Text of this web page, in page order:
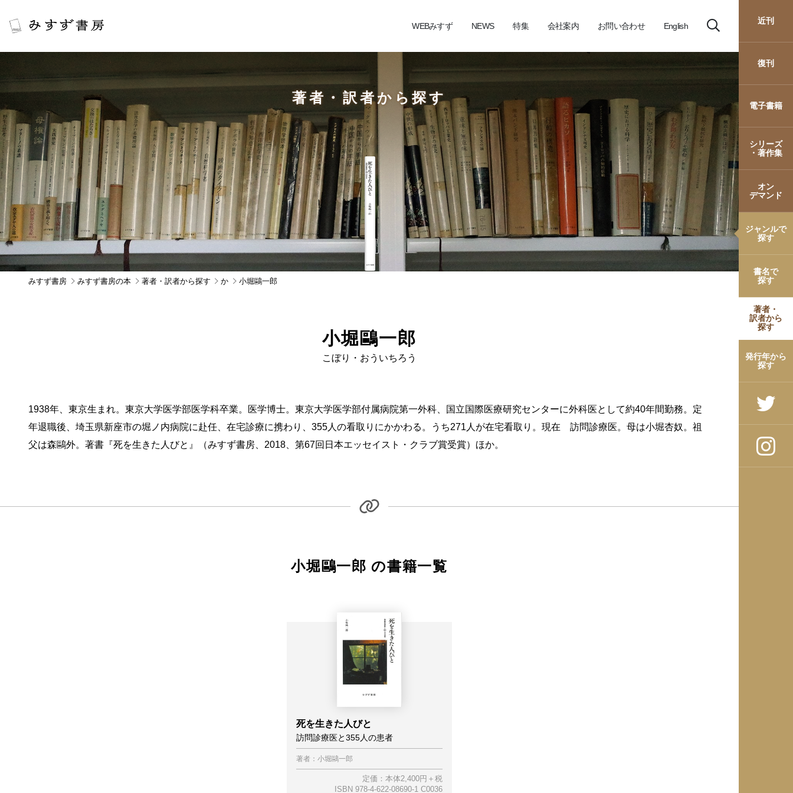
WEBみすず NEWS 特集 会社案内 お問い合わせ English
近刊
復刊
電子書籍
シリーズ
・著作集
オン
デマンド
ジャンルで
探す
書名で
探す
著者・
訳者から
探す
発行年から
探す
著者・訳者から探す
みすず書房 みすず書房の本 著者・訳者から探す か 小堀鷗一郎
小堀鷗一郎
こぼり・おういちろう
1938年、東京生まれ。東京大学医学部医学科卒業。医学博士。東京大学医学部付属病院第一外科、国立国際医療研究センターに外科医として約40年間勤務。定
年退職後、埼玉県新座市の堀ノ内病院に赴任、在宅診療に携わり、355人の看取りにかかわる。うち271人が在宅看取り。現在 訪問診療医。母は小堀杏奴。祖
父は森鷗外。著書『死を生きた人びと』（みすず書房、2018、第67回日本エッセイスト・クラブ賞受賞）ほか。
小堀鷗一郎 の書籍一覧
死を生きた人びと
訪問診療医と355人の患者
著者：小堀鷗一郎
定価：本体2,400円＋税
ISBN 978-4-622-08690-1 C0036